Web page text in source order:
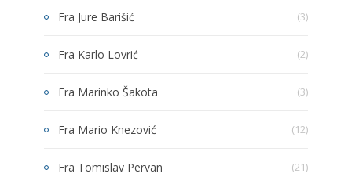
Fra Jure Barišić (3)
Fra Karlo Lovrić (2)
Fra Marinko Šakota (3)
Fra Mario Knezović (12)
Fra Tomislav Pervan (21)